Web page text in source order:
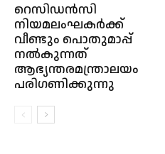
റെസിഡൻസി
നിയമലംഘകർക്ക്
വീണ്ടും പൊതുമാപ്പ്
നൽകുന്നത്
ആഭ്യന്തരമന്ത്രാലയം
പരിഗണിക്കുന്നു